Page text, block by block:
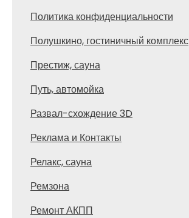
Политика конфиденциальности
Полушкино, гостиничный комплекс
Престиж, сауна
Путь, автомойка
Развал-схождение 3D
Реклама и Контакты
Релакс, сауна
Ремзона
Ремонт АКПП